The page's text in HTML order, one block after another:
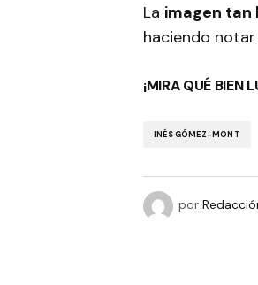
La imagen tan
haciendo
¡MIRA QUÉ BIEN
INÉS GÓMEZ-MONT
por